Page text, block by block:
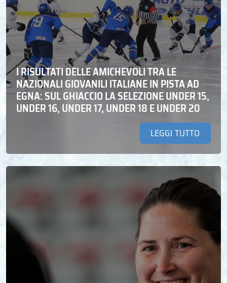
I RISULTATI DELLE AMICHEVOLI TRA LE
NAZIONALI GIOVANILI ITALIANE IN PISTA AD
EGNA: SUL GHIACCIO LA SELEZIONE UNDER 15,
UNDER 16, UNDER 17, UNDER 18 E UNDER 20
LEGGI TUTTO